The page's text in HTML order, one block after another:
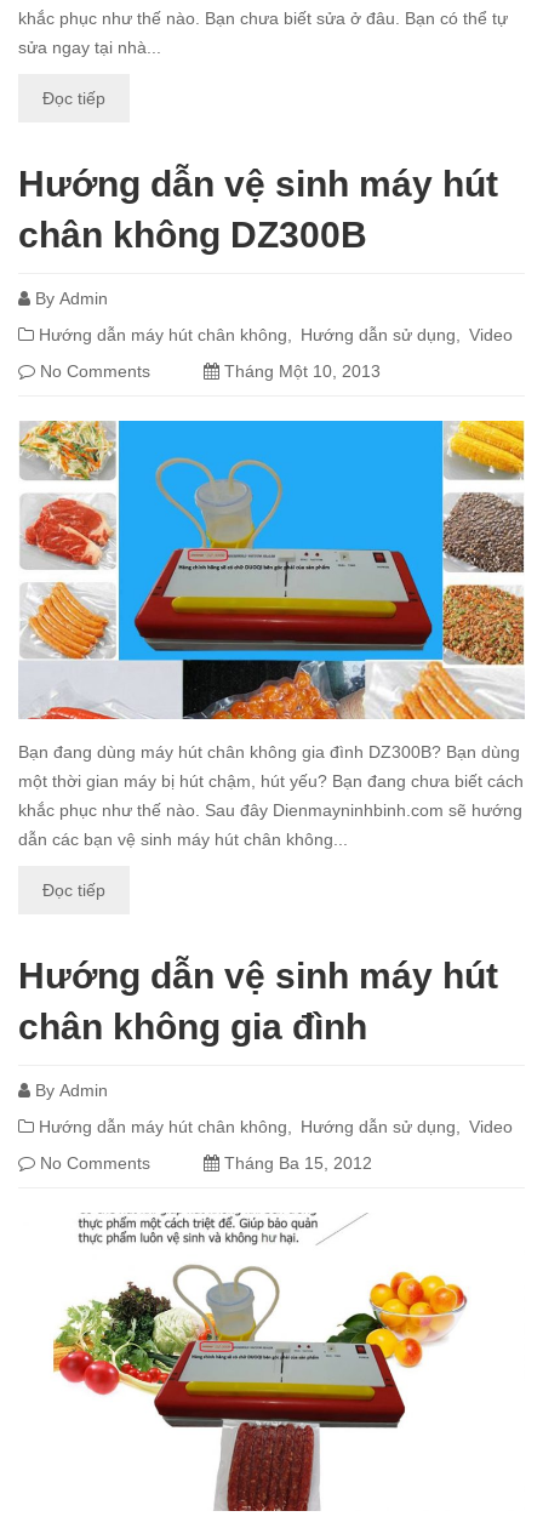
khắc phục như thế nào. Bạn chưa biết sửa ở đâu. Bạn có thể tự
sửa ngay tại nhà...
Đọc tiếp
Hướng dẫn vệ sinh máy hút
chân không DZ300B
By Admin
Hướng dẫn máy hút chân không
Hướng dẫn sử dụng
Video
No Comments
Tháng Một 10, 2013
Bạn đang dùng máy hút chân không gia đình DZ300B? Bạn dùng
một thời gian máy bị hút chậm, hút yếu? Bạn đang chưa biết cách
khắc phục như thế nào. Sau đây Dienmayninhbinh.com sẽ hướng
dẫn các bạn vệ sinh máy hút chân không...
Đọc tiếp
Hướng dẫn vệ sinh máy hút
chân không gia đình
By Admin
Hướng dẫn máy hút chân không
Hướng dẫn sử dụng
Video
No Comments
Tháng Ba 15, 2012